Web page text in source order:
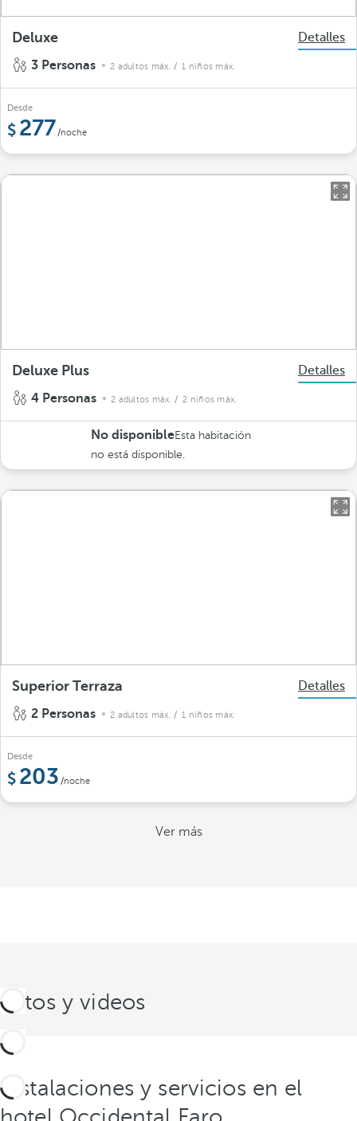
Deluxe
Detalles
3 Personas
2 adultos máx. / 1 niños máx.
Desde
277/noche
Deluxe Plus
Detalles
4 Personas
2 adultos máx. / 2 niños máx.
No disponibleEsta habitación
no está disponible.
Superior Terraza
Detalles
2 Personas
2 adultos máx. / 1 niños máx.
Desde
203 /noche
Ver más
Fotos y videos
Instalaciones y servicios en el